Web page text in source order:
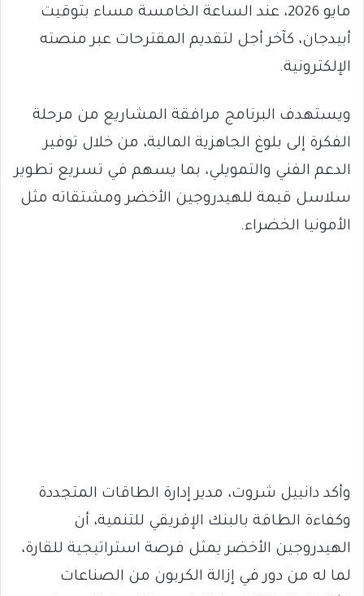
مايو 2026، عند الساعة الخامسة مساء بتوقيت
أبيدجان، كآخر أجل لتقديم المقترحات عبر منصته
الإلكترونية.
ويستهدف البرنامج مرافقة المشاريع من مرحلة
الفكرة إلى بلوغ الجاهزية المالية، من خلال توفير
الدعم الفني والتمويلي، بما يسهم في تسريع تطوير
سلاسل قيمة للهيدروجين الأخضر ومشتقاته مثل
الأمونيا الخضراء.
وأكد دانييل شروت، مدير إدارة الطاقات المتجددة
وكفاءة الطاقة بالبنك الإفريقي للتنمية، أن
الهيدروجين الأخضر يمثل فرصة استراتيجية للقارة،
لما له من دور في إزالة الكربون من الصناعات